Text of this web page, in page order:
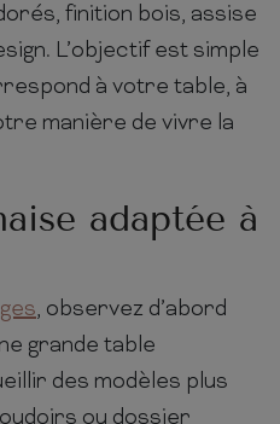
finition bois, assise
L’objectif est simple
à votre table, à
manière de vivre la
adaptée à
, observez d’abord
grande table
des modèles plus